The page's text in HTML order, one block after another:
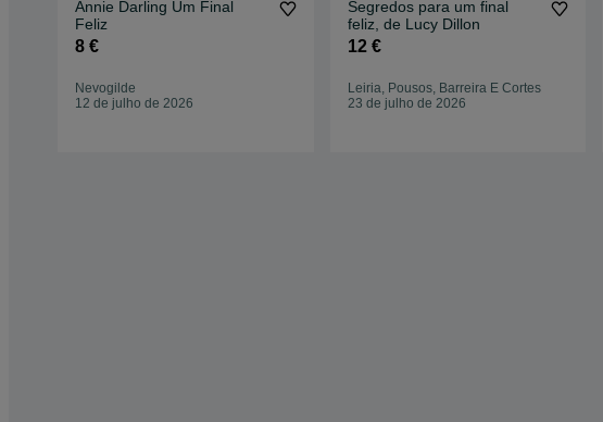
Annie Darling Um Final
Feliz
8 €
Nevogilde
12 de julho de 2026
Segredos para um final
feliz, de Lucy Dillon
12 €
Leiria, Pousos, Barreira E Cortes
23 de julho de 2026